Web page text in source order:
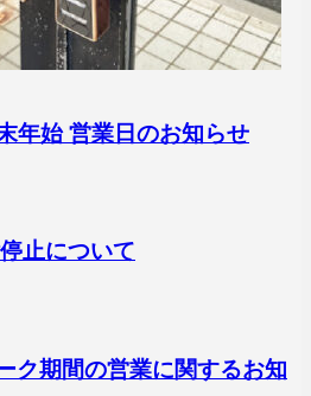
年始 営業日のお知らせ
止について
ク期間の営業に関するお知